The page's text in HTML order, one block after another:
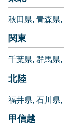
秋田県 青森県
関東
千葉県 群馬県
北陸
福井県 石川県
甲信越